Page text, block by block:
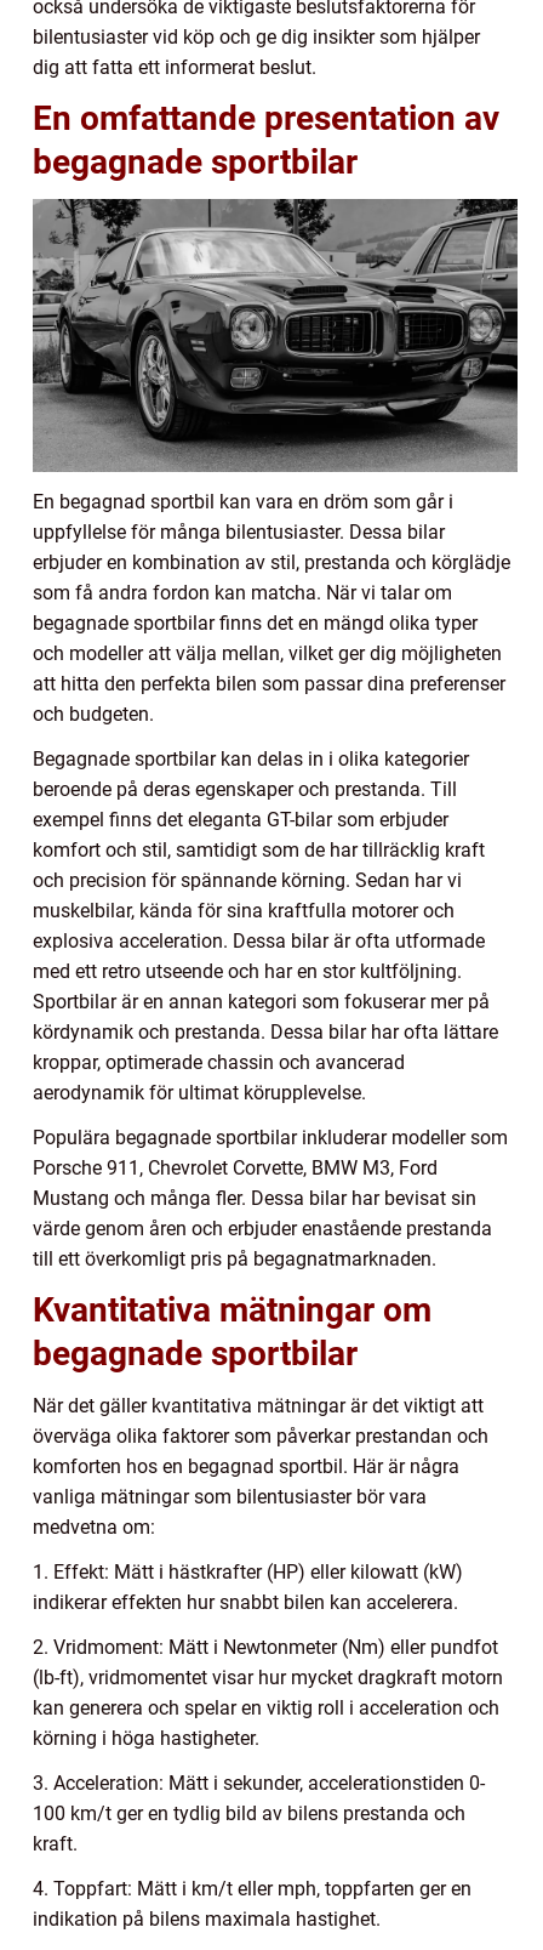
också undersöka de viktigaste beslutsfaktorerna för
bilentusiaster vid köp och ge dig insikter som hjälper
dig att fatta ett informerat beslut.
En omfattande presentation av
begagnade sportbilar
En begagnad sportbil kan vara en dröm som går i
uppfyllelse för många bilentusiaster. Dessa bilar
erbjuder en kombination av stil, prestanda och körglädje
som få andra fordon kan matcha. När vi talar om
begagnade sportbilar finns det en mängd olika typer
och modeller att välja mellan, vilket ger dig möjligheten
att hitta den perfekta bilen som passar dina preferenser
och budgeten.
Begagnade sportbilar kan delas in i olika kategorier
beroende på deras egenskaper och prestanda. Till
exempel finns det eleganta GT-bilar som erbjuder
komfort och stil, samtidigt som de har tillräcklig kraft
och precision för spännande körning. Sedan har vi
muskelbilar, kända för sina kraftfulla motorer och
explosiva acceleration. Dessa bilar är ofta utformade
med ett retro utseende och har en stor kultföljning.
Sportbilar är en annan kategori som fokuserar mer på
kördynamik och prestanda. Dessa bilar har ofta lättare
kroppar, optimerade chassin och avancerad
aerodynamik för ultimat körupplevelse.
Populära begagnade sportbilar inkluderar modeller som
Porsche 911, Chevrolet Corvette, BMW M3, Ford
Mustang och många fler. Dessa bilar har bevisat sin
värde genom åren och erbjuder enastående prestanda
till ett överkomligt pris på begagnatmarknaden.
Kvantitativa mätningar om
begagnade sportbilar
När det gäller kvantitativa mätningar är det viktigt att
överväga olika faktorer som påverkar prestandan och
komforten hos en begagnad sportbil. Här är några
vanliga mätningar som bilentusiaster bör vara
medvetna om:
1. Effekt: Mätt i hästkrafter (HP) eller kilowatt (kW)
indikerar effekten hur snabbt bilen kan accelerera.
2. Vridmoment: Mätt i Newtonmeter (Nm) eller pundfot
(lb-ft), vridmomentet visar hur mycket dragkraft motorn
kan generera och spelar en viktig roll i acceleration och
körning i höga hastigheter.
3. Acceleration: Mätt i sekunder, accelerationstiden 0-
100 km/t ger en tydlig bild av bilens prestanda och
kraft.
4. Toppfart: Mätt i km/t eller mph, toppfarten ger en
indikation på bilens maximala hastighet.